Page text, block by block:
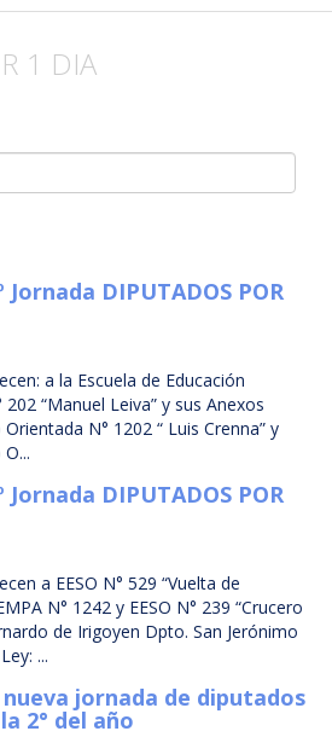
1 DIA
DIPUTADOS POR
a la Escuela de Educación
“Manuel Leiva” y sus Anexos
N° 1202 “ Luis Crenna” y
DIPUTADOS POR
a EESO N° 529 “Vuelta de
N° 1242 y EESO N° 239 “Crucero
de Irigoyen Dpto. San Jerónimo
...
jornada de diputados
2° del año